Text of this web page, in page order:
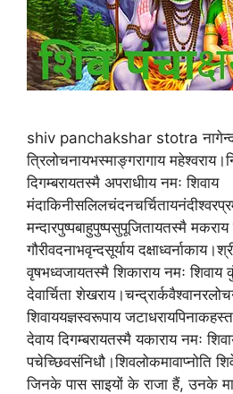
shiv panchakshar stotra
त्रिलोचनायभस्माङ्गरागाय
दिगम्बरायतस्मै अपराधीाय नमः शिवाय
मन्दारपुष्पबाहुपुष्पसुपूजितायतस्मै मकराय
गौरीवदनाभवृन्दसूर्याय
वृषभध्वजायतस्मै शिकाराय नमः शिवाय
देवार्चिता
शिवाययज्ञस्वरूपाय
देवाय दिगम्बरायतस्मै यकाराय नमः
पचेच्छिवसंनिधौ।शिवलोकमावाप्नोति
जिनके पास साइयों के राजा हैं, उनके